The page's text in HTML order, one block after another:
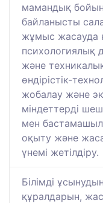
мамандық
байланысты
жұмыс жасауда
психологиялық
және
өндірістік-
жобалау және
міндеттерді
мен
оқыту және
үнемі жетілдіру.
Білімді
құралдарын,